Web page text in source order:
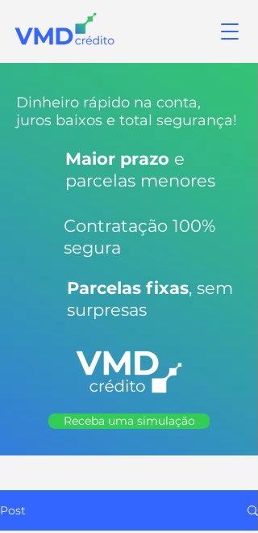
Dinheiro rápido na conta,
juros baixos e total segurança!
Maior prazo e
parcelas menores
Contratação 100%
segura
Parcelas fixas, sem
surpresas
Receba uma simulação
Post